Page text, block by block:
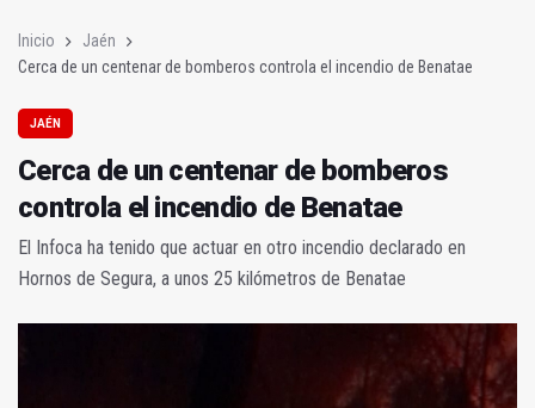
Inicio
Jaén
Cerca de un centenar de bomberos controla el incendio de Benatae
JAÉN
Cerca de un centenar de bomberos
controla el incendio de Benatae
El Infoca ha tenido que actuar en otro incendio declarado en
Hornos de Segura, a unos 25 kilómetros de Benatae